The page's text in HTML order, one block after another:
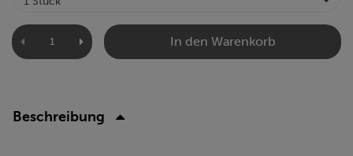
In den Warenkorb
Beschreibung